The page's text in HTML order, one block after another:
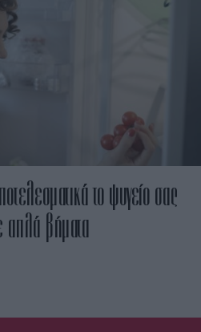
το ψυγείο σας
απλά βήματα